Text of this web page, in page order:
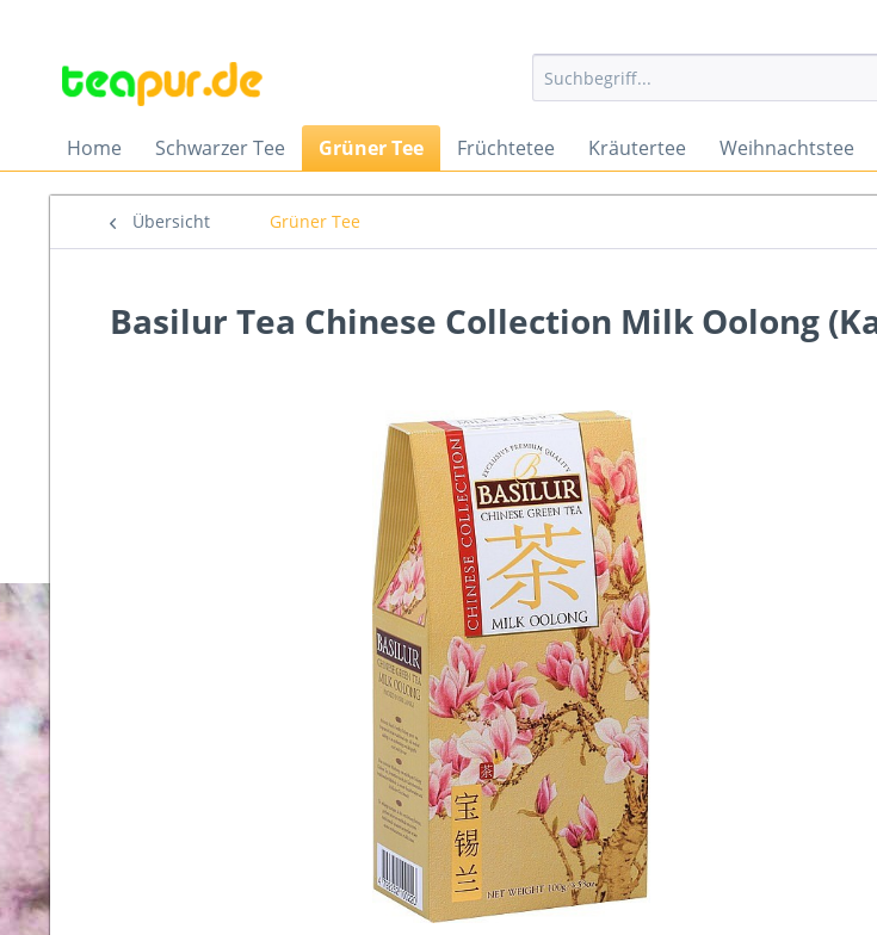
Home Schwarzer Tee Grüner Tee Früchtetee Kräutertee Weihnachtstee
Übersicht Grüner Tee
Basilur Tea Chinese Collection Milk Oolong